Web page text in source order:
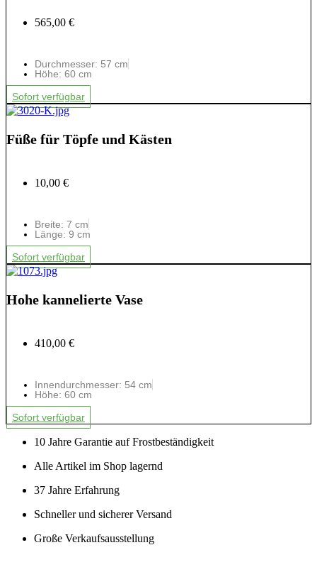
565,00 €
Durchmesser: 57 cm
Höhe: 60 cm
Sofort verfügbar
Füße für Töpfe und Kästen
10,00 €
Breite: 7 cm
Länge: 9 cm
Sofort verfügbar
Hohe kannelierte Vase
410,00 €
Innendurchmesser: 54 cm
Höhe: 60 cm
Sofort verfügbar
10 Jahre Garantie auf Frostbeständigkeit
Alle Artikel im Shop lagernd
37 Jahre Erfahrung
Schneller und sicherer Versand
Große Verkaufsausstellung